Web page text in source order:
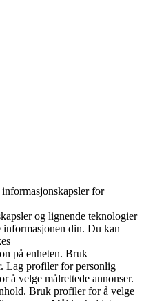
for
og lignende teknologier
informasjonen din. Du kan
på enheten. Bruk
Lag profiler for personlig
å velge målrettede annonser.
Bruk profiler for å velge